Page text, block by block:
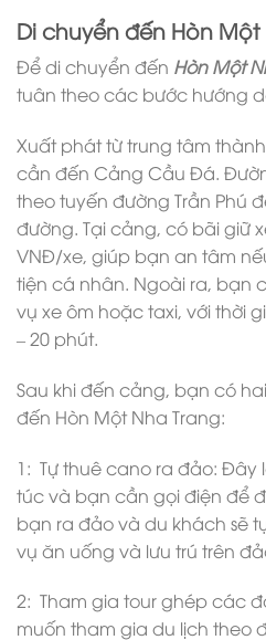
Di chuyển đến Hòn Một
Để di chuyển đến Hòn Một
tuân theo các bước hướng
Xuất phát từ trung tâm
cần đến Cảng Cầu Đá.
theo tuyến đường Trần Phú
đường. Tại cảng, có bãi giữ
VNĐ/xe, giúp bạn an tâm
tiện cá nhân. Ngoài ra, bạn
vụ xe ôm hoặc taxi, với thời
– 20 phút.
Sau khi đến cảng, bạn có
đến Hòn Một Nha Trang:
1: Tự thuê cano ra đảo: Đây
túc và bạn cần gọi điện để
bạn ra đảo và du khách sẽ
vụ ăn uống và lưu trú trên
2: Tham gia tour ghép các
muốn tham gia du lịch theo